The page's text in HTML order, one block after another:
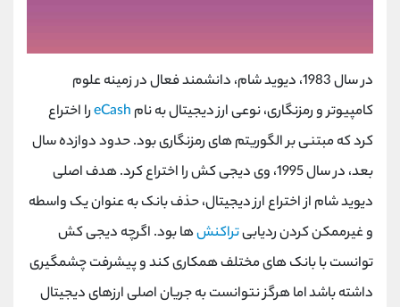
در سال 1983، دیوید شام، دانشمند فعال در زمینه علوم
کامپیوتر و رمزنگاری، نوعی ارز دیجیتال به نام eCashرا اختراع
کرد که مبتنی بر الگوریتم های رمزنگاری بود. حدود دوازده سال
بعد، در سال 1995، وی دیجی کش را اختراع کرد. هدف اصلی
دیوید شام از اختراع ارز دیجیتال، حذف بانک به عنوان یک واسطه
و غیرممکن کردن ردیابیتراکنشها بود. اگرچه دیجی کش
توانست با بانک های مختلف همکاری کند و پیشرفت چشمگیری
داشته باشد اما هرگز نتوانست به جریان اصلی ارزهای دیجیتال